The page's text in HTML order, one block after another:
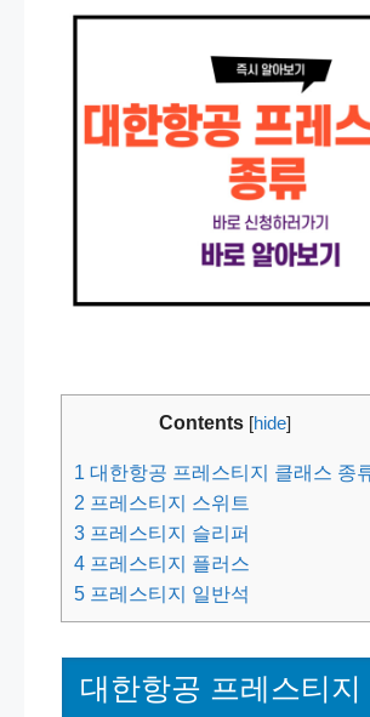
Contents [hide]
1 대한항공 프레스티지 클래스 종
2 프레스티지 스위트
3 프레스티지 슬리퍼
4 프레스티지 플러스
5 프레스티지 일반석
대한항공 프레스티지